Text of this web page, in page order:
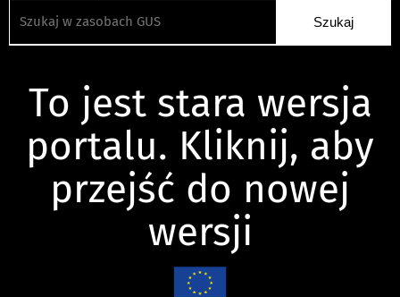
To jest stara wersja
portalu. Kliknij, aby
przejść do nowej
wersji